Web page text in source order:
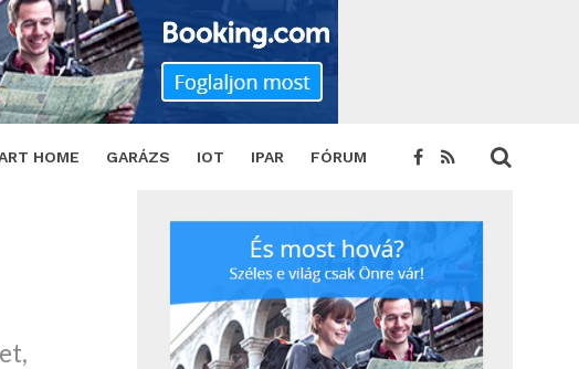
HOME GARÁZS IOT IPAR FÓRUM